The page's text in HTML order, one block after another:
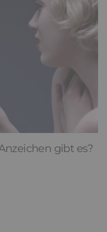
gibt es?